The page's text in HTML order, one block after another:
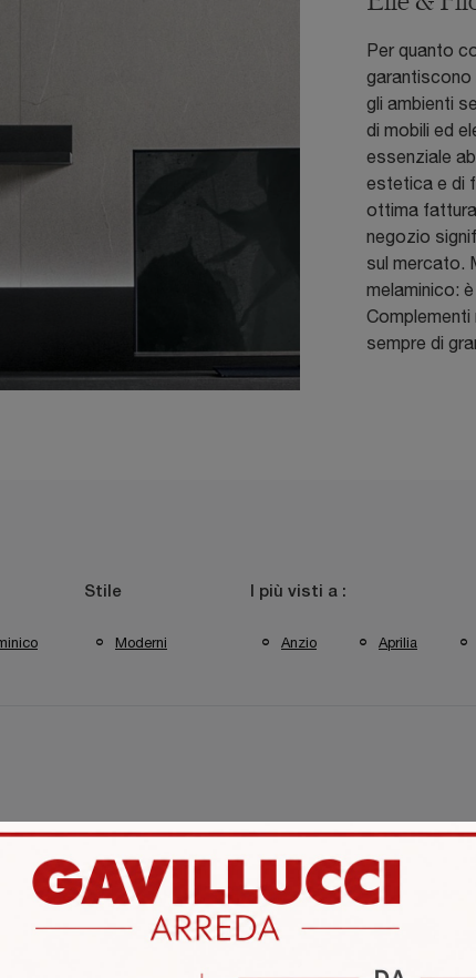
Per quanto
garantiscono
gli ambienti
di mobili ed
essenziale
estetica e di
ottima fattura
negozio
sul mercato.
melaminico:
sempre di
Stile
Moderni
I più visti a :
Anzio Aprilia
Aprilia Complementi Tomasella Latina
Negozio Di Mensole A Latina Negozio Di